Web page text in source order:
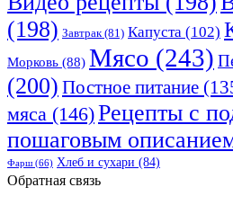
(198) Завтрак(81) Капуста (102)
Морковь (88) Мясо (243)
(200) Постное питание
мяса (146)Рецепты с
пошаговым
Фарш(66) Хлеб и сухари (84)
Обратная связь